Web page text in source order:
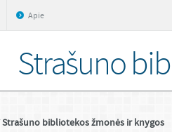
Apie
Strašuno
Strašuno bibliotekos žmonės ir knygos